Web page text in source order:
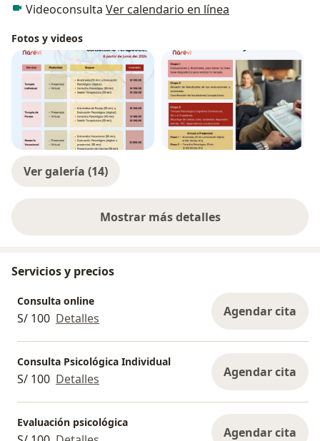
Videoconsulta Ver calendario en línea
Fotos y videos
Ver galería (14)
Mostrar más detalles
sobre la experiencia
Servicios y precios
Consulta online
S/ 100 Detalles Agendar cita
Consulta Psicológica Individual
S/ 100 Detalles Agendar cita
Evaluación psicológica
Agendar cita